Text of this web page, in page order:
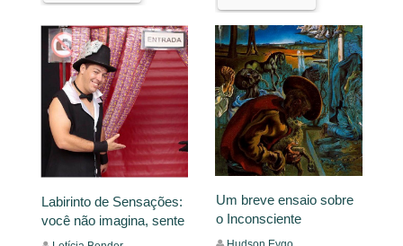
Labirinto de Sensações:
você não imagina, sente
Um breve ensaio sobre
o Inconsciente